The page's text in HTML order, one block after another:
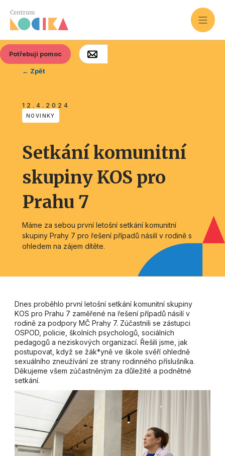
Potřebuji pomoc
← Zpět
12.4.2024
NOVINKY
Setkání komunitní
skupiny KOS pro
Prahu 7
Máme za sebou první letošní setkání komunitní
skupiny Prahy 7 pro řešení případů násilí v rodině s
ohledem na zájem dítěte.
Dnes proběhlo první letošní setkání komunitní skupiny
KOS pro Prahu 7 zaměřené na řešení případů násilí v
rodině za podpory MČ Prahy 7. Zúčastnili se zástupci
OSPOD, policie, školních psychologů, sociálních
pedagogů a neziskových organizací. Řešili jsme, jak
postupovat, když se žák*yně ve škole svěří ohledně
sexuálního zneužívání ze strany rodinného příslušníka.
Děkujeme všem zúčastněným za důležité a podnětné
setkání.